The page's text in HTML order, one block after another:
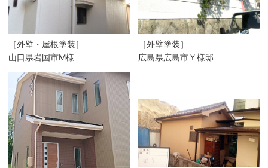
［外壁・屋根塗装］
山口県岩国市M様
［外壁塗装］
広島県広島市Ｙ様邸